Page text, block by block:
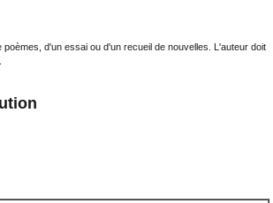
poèmes, d'un essai ou d'un recueil de nouvelles. L'auteur doit